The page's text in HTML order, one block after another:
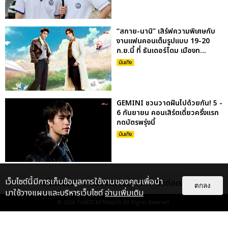
“สกาย-นานิ” เสิร์ฟความพิเศษกับ
งานแฟนคอนเต็มรูปแบบ 19-20
ก.ย.นี้ ที่ ธันเดอร์โดม เมืองท...
บันเทิง
GEMINI ชวนวาดฝันไปด้วยกัน! 5 -
6 กันยายน คอนเสิร์ตเดี่ยวครั้งแรก
กดบัตรพรุ่งนี้
บันเทิง
เกี่ยวกับเรา ติดต่อลงโฆษณา ติดต่อเรา
© 2026 THAITICKETMAJOR All Rights Reserved.
เว็บไซต์นี้มีการเก็บข้อมูลการใช้งานของคุณเพื่อนำ
มาใช้วางแผนและบริหารเว็บไซต์อ่านเพิ่มเติม
ตกลง